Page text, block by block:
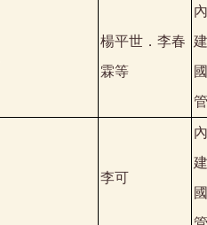
楊平世．李春
霖等
李可